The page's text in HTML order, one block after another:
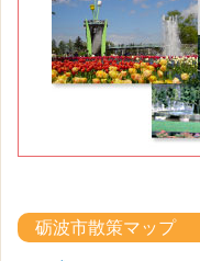
砺波市散策マップ